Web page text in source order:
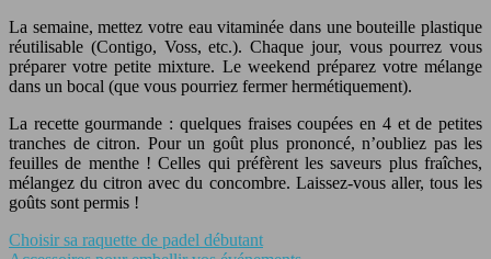
La semaine, mettez votre eau vitaminée dans une bouteille plastique
réutilisable (Contigo, Voss, etc.). Chaque jour, vous pourrez vous
préparer votre petite mixture. Le weekend préparez votre mélange
dans un bocal (que vous pourriez fermer hermétiquement).
La recette gourmande : quelques fraises coupées en 4 et de petites
tranches de citron. Pour un goût plus prononcé, n’oubliez pas les
feuilles de menthe ! Celles qui préfèrent les saveurs plus fraîches,
mélangez du citron avec du concombre. Laissez-vous aller, tous les
goûts sont permis !
Choisir sa raquette de padel débutant